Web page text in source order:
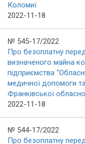
Коломиї
2022-11-18
№ 545-17/2022
Про безоплатну
визначеного майна
підприємства
медичної допомоги
Франківської
2022-11-18
№ 544-17/2022
Про безоплатну